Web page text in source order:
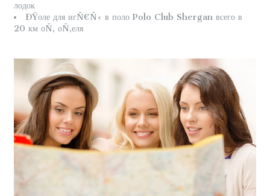
лодок
ÐŸоле для игÑ€Ñ‹ в поло Polo Club Shergan всего в
20 км оÑ‚ оÑ‚еля